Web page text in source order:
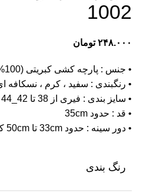
1002
۲۴۸.۰۰۰ تومان
• جنس : پارچه کشی کبریتی (100% پنبه)
• رنگبندی : سفید ، کرم ، نسکافه
• سایز بندی : فیری از 38 تا 42_44
• قد : حدود 35cm
• دور سینه : حدود 33cm تا 50cm کشسانی دارد
رنگ بندی